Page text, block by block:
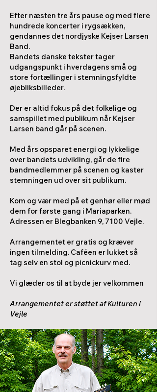
Efter næsten tre års pause og med flere
hundrede koncerter i rygsækken,
gendannes det nordjyske Kejser Larsen
Band.
Bandets danske tekster tager
udgangspunkt i hverdagens små og
store fortællinger i stemningsfyldte
øjebliksbilleder.
Der er altid fokus på det folkelige og
samspillet med publikum når Kejser
Larsen band går på scenen.
Med års opsparet energi og lykkelige
over bandets udvikling, går de fire
bandmedlemmer på scenen og kaster
stemningen ud over sit publikum.
Kom og vær med på et genhør eller mød
dem for første gang i Mariaparken.
Adressen er Blegbanken 9, 7100 Vejle.
Arrangementet er gratis og kræver
ingen tilmelding. Caféen er lukket så
tag selv en stol og picnickurv med.
Vi glæder os til at byde jer velkommen
Arrangementet er støttet af Kulturen i
Vejle